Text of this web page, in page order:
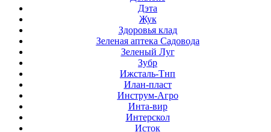
Дэта
Жук
Здоровья клад
Зеленая аптека Садовода
Зеленый Луг
Зубр
Ижсталь-Тнп
Илан-пласт
Инструм-Агро
Инта-вир
Интерскол
Исток